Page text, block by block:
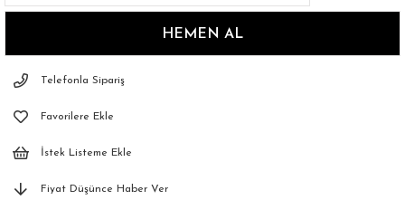
Telefonla Sipariş
Favorilere Ekle
İstek Listeme Ekle
Fiyat Düşünce Haber Ver